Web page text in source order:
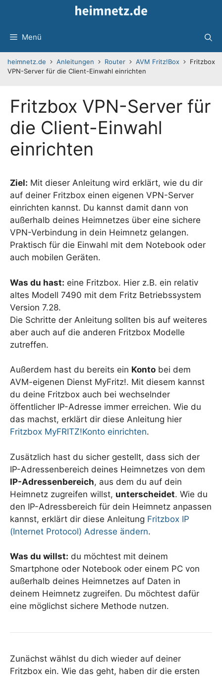
Menü
heimnetz.de Anleitungen Router AVM Fritz!Box
Fritzbox
VPN-Server für die Client-Einwahl einrichten
Fritzbox VPN-Server für
die Client-Einwahl
einrichten
Ziel: Mit dieser Anleitung wird erklärt, wie du dir
auf deiner Fritzbox einen eigenen VPN-Server
einrichten kannst. Du kannst damit dann von
außerhalb deines Heimnetzes über eine sichere
VPN-Verbindung in dein Heimnetz gelangen.
Praktisch für die Einwahl mit dem Notebook oder
auch mobilen Geräten.
Was du hast: eine Fritzbox. Hier z.B. ein relativ
altes Modell 7490 mit dem Fritz Betriebssystem
Version 7.28.
Die Schritte der Anleitung sollten bis auf weiteres
aber auch auf die anderen Fritzbox Modelle
zutreffen.
Außerdem hast du bereits ein Konto bei dem
AVM-eigenen Dienst MyFritz!. Mit diesem kannst
du deine Fritzbox auch bei wechselnder
öffentlicher IP-Adresse immer erreichen. Wie du
das machst, erklärt dir diese Anleitung hier
Fritzbox MyFRITZ!Konto einrichten.
Zusätzlich hast du sicher gestellt, dass sich der
IP-Adressenbereich deines Heimnetzes von dem
IP-Adressenbereich, aus dem du auf dein
Heimnetz zugreifen willst, unterscheidet. Wie du
den IP-Adressbereich für dein Heimnetz anpassen
kannst, erklärt dir diese Anleitung Fritzbox IP
(Internet Protocol) Adresse ändern.
Was du willst: du möchtest mit deinem
Smartphone oder Notebook oder einem PC von
außerhalb deines Heimnetzes auf Daten in
deinem Heimnetz zugreifen. Du möchtest dafür
eine möglichst sichere Methode nutzen.
Zunächst wählst du dich wieder auf deiner
Fritzbox ein. Wie das geht, haben dir die ersten